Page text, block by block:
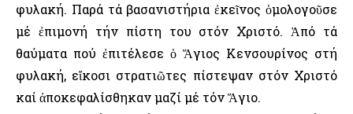
φυλακή. Παρά τά βασανιστήρια ἐκεῖνος ὁμολογοῦσε
μέ ἐπιμονή τήν πίστη του στόν Χριστό. Ἀπό τά
θαύματα πού ἐπιτέλεσε ὁ Ἅγιος Κενσουρίνος στή
φυλακή, εἴκοσι στρατιῶτες πίστεψαν στόν Χριστό
καί ἀποκεφαλίσθηκαν μαζί μέ τόν Ἅγιο.